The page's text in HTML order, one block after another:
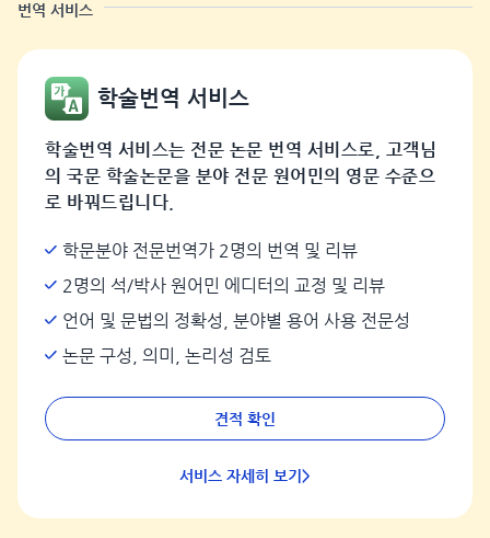
번역 서비스
학술번역 서비스
학술번역 서비스는 전문 논문 번역 서비스로, 고객님
의 국문 학술논문을 분야 전문 원어민의 영문 수준으
로 바꿔드립니다.
학문분야 전문번역가 2명의 번역 및 리뷰
2명의 석/박사 원어민 에디터의 교정 및 리뷰
언어 및 문법의 정확성, 분야별 용어 사용 전문성
논문 구성, 의미, 논리성 검토
견적 확인
서비스 자세히 보기>